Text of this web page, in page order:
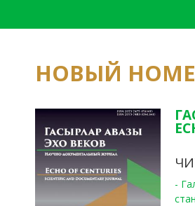
НОВЫЙ
-